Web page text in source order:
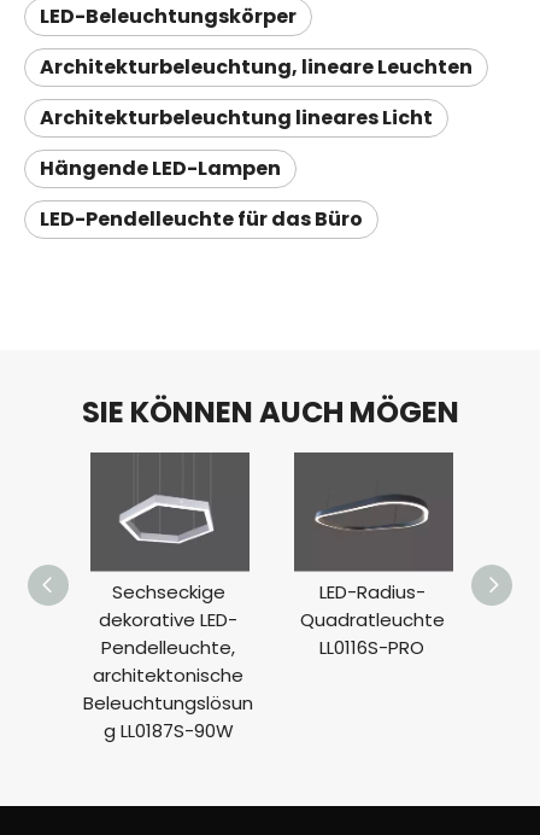
LED-Beleuchtungskörper
Architekturbeleuchtung, lineare Leuchten
Architekturbeleuchtung lineares Licht
Hängende LED-Lampen
LED-Pendelleuchte für das Büro
SIE KÖNNEN AUCH MÖGEN
Sechseckige
dekorative LED-
Pendelleuchte,
architektonische
Beleuchtungslösun
g LL0187S-90W
LED-Radius-
Quadratleuchte
LL0116S-PRO